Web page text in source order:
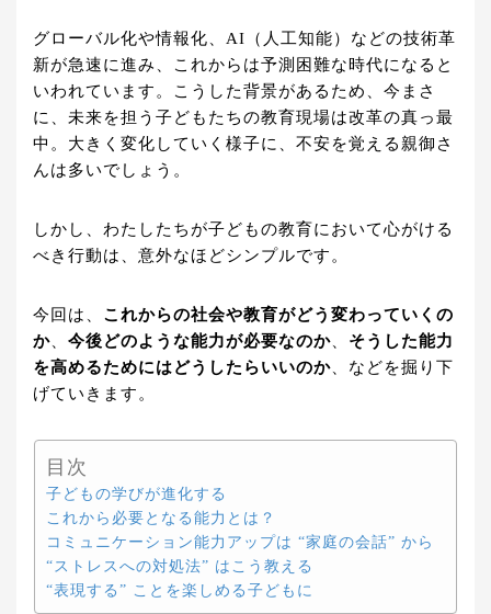
グローバル化や情報化、AI（人工知能）などの技術革
新が急速に進み、これからは予測困難な時代になると
いわれています。こうした背景があるため、今まさ
に、未来を担う子どもたちの教育現場は改革の真っ最
中。大きく変化していく様子に、不安を覚える親御さ
んは多いでしょう。
しかし、わたしたちが子どもの教育において心がける
べき行動は、意外なほどシンプルです。
今回は、 これからの社会や教育がどう変わっていくの
か、 今後どのような能力が必要なのか、 そうした能力
を高めるためにはどうしたらいいのか、などを掘り下
げていきます。
目次
子どもの学びが進化する
これから必要となる能力とは？
コミュニケーション能力アップは “家庭の会話” から
“ストレスへの対処法” はこう教える
“表現する” ことを楽しめる子どもに